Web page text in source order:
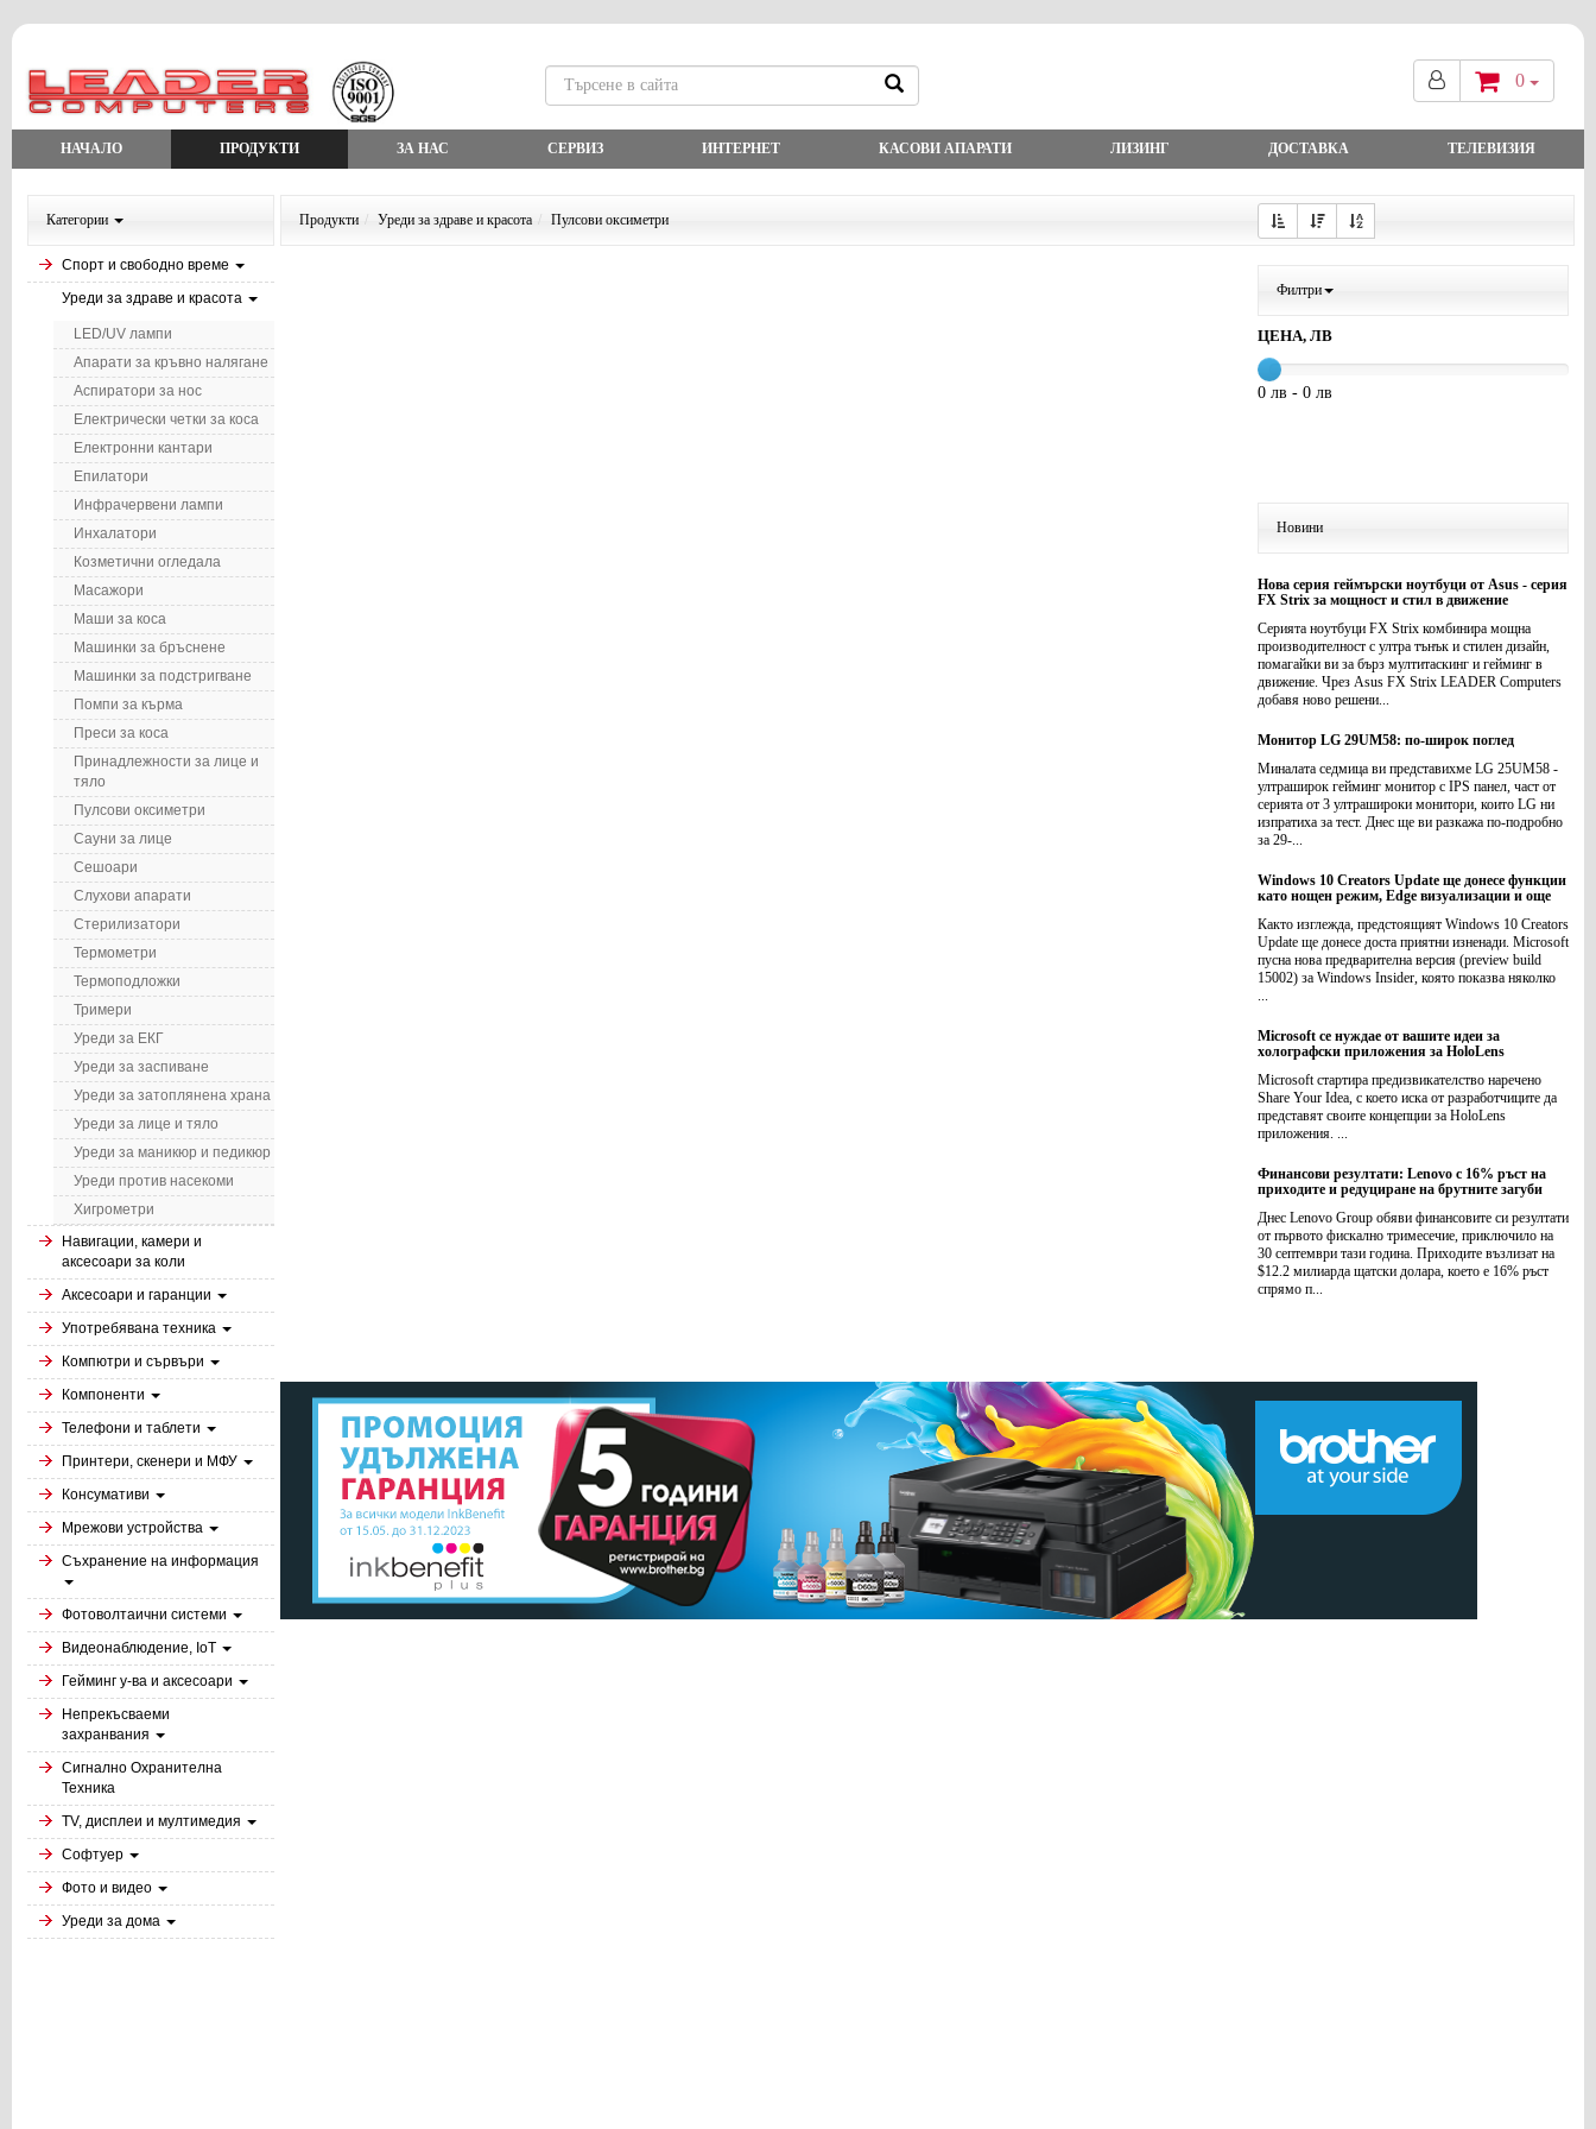
0
НАЧАЛО ПРОДУКТИ ЗА НАС СЕРВИЗ ИНТЕРНЕТ КАСОВИ АПАРАТИ ЛИЗИНГ ДОСТАВКА ТЕЛЕВИЗИЯ
Категории
Спорт и свободно време
Уреди за здраве и красота
LED/UV лампи
Апарати за кръвно налягане
Аспиратори за нос
Електрически четки за коса
Електронни кантари
Епилатори
Инфрачервени лампи
Инхалатори
Козметични огледала
Масажори
Маши за коса
Машинки за бръснене
Машинки за подстригване
Помпи за кърма
Преси за коса
Принадлежности за лице и
тяло
Пулсови оксиметри
Сауни за лице
Сешоари
Слухови апарати
Стерилизатори
Термометри
Термоподложки
Тримери
Уреди за ЕКГ
Уреди за заспиване
Уреди за затоплянена храна
Уреди за лице и тяло
Уреди за маникюр и педикюр
Уреди против насекоми
Хигрометри
Навигации, камери и
аксесоари за коли
Аксесоари и гаранции
Употребявана техника
Компютри и сървъри
Компоненти
Телефони и таблети
Принтери, скенери и МФУ
Консумативи
Мрежови устройства
Съхранение на информация
Фотоволтаични системи
Видеонаблюдение, IoT
Гейминг у-ва и аксесоари
Непрекъсваеми
захранвания
Сигнално Охранителна
Техника
TV, дисплеи и мултимедия
Софтуер
Фото и видео
Уреди за дома
Филтри
ЦЕНА, ЛВ
0 лв - 0 лв
Новини
Нова серия геймърски ноутбуци от Asus - серия
FX Strix за мощност и стил в движение
Серията ноутбуци FX Strix комбинира мощна
производителност с ултра тънък и стилен дизайн,
помагайки ви за бърз мултитаскинг и гейминг в
движение. Чрез Asus FX Strix LEADER Computers
добавя ново решени...
Монитор LG 29UM58: по-широк поглед
Миналата седмица ви представихме LG 25UM58 -
ултраширок гейминг монитор с IPS панел, част от
серията от 3 ултрашироки монитори, които LG ни
изпратиха за тест. Днес ще ви разкажа по-подробно
за 29-...
Windows 10 Creators Update ще донесе функции
като нощен режим, Edge визуализации и още
Както изглежда, предстоящият Windows 10 Creators
Update ще донесе доста приятни изненади. Microsoft
пусна нова предварителна версия (preview build
15002) за Windows Insider, която показва няколко
Microsoft се нуждае от вашите идеи за
холографски приложения за HoloLens
Microsoft стартира предизвикателство наречено
Share Your Idea, с което иска от разработчиците да
представят своите концепции за HoloLens
приложения. ...
Финансови резултати: Lenovo с 16% ръст на
приходите и редуциране на брутните загуби
Днес Lenovo Group обяви финансовите си резултати
от първото фискално тримесечие, приключило на
30 септември тази година. Приходите възлизат на
$12.2 милиарда щатски долара, което е 16% ръст
спрямо п...
Продукти Уреди за здраве и красота Пулсови оксиметри